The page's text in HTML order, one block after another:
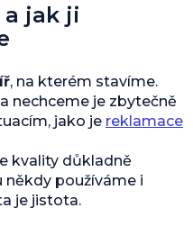
jak ji
, na kterém stavíme.
nechceme je zbytečně
jako je reklamace
kvality důkladně
někdy používáme i
je jistota.